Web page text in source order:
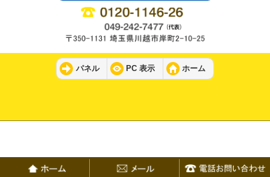
パネル PC 表示 ホーム